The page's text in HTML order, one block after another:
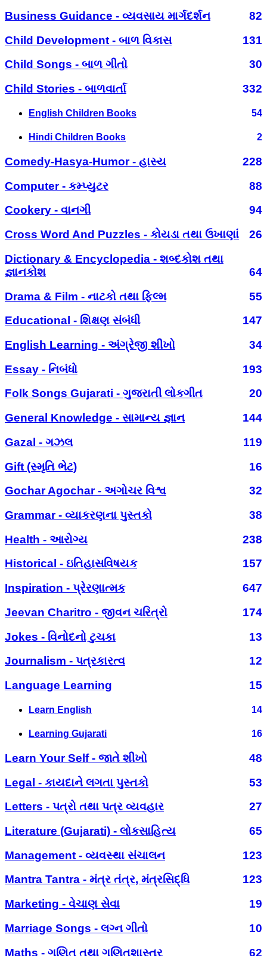
Business Guidance - વ્યવસાય માર્ગદર્શન
82
Child Development - બાળ વિકાસ
131
Child Songs - બાળ ગીતો
30
Child Stories - બાળવાર્તા
332
English Children Books 54
Hindi Children Books 2
Comedy-Hasya-Humor - હાસ્ય
228
Computer - કમ્પ્યુટર
88
Cookery - વાનગી
94
Cross Word And Puzzles - કોયડા તથા ઉખાણાં
26
Dictionary & Encyclopedia - શબ્દકોશ તથા
જ્ઞાનકોશ
64
Drama & Film - નાટકો તથા ફિલ્મ
55
Educational - શિક્ષણ સંબંધી
147
English Learning - અંગ્રેજી શીખો
34
Essay - નિબંધો
193
Folk Songs Gujarati - ગુજરાતી લોકગીત
20
General Knowledge - સામાન્ય જ્ઞાન
144
Gazal - ગઝલ
119
Gift (સ્મૃતિ ભેટ)
16
Gochar Agochar - અગોચર વિશ્વ
32
Grammar - વ્યાકરણના પુસ્તકો
38
Health - આરોગ્ય
238
Historical - ઇતિહાસવિષયક
157
Inspiration - પ્રેરણાત્મક
647
Jeevan Charitro - જીવન ચરિત્રો
174
Jokes - વિનોદનો ટુચકા
13
Journalism - પત્રકારત્વ
12
Language Learning
15
Learn English 14
Learning Gujarati 16
Learn Your Self - જાતે શીખો
48
Legal - કાયદાને લગતા પુસ્તકો
53
Letters - પત્રો તથા પત્ર વ્યવહાર
27
Literature (Gujarati) - લોકસાહિત્ય
65
Management - વ્યવસ્થા સંચાલન
123
Mantra Tantra - મંત્ર તંત્ર, મંત્રસિદ્ધિ
123
Marketing - વેચાણ સેવા
19
Marriage Songs - લગ્ન ગીતો
10
Maths - ગણિત તથા ગણિતશાસ્ત્ર
62